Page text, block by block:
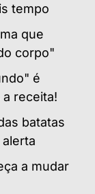
tempo
que
corpo"
é
receita!
batatas
a mudar